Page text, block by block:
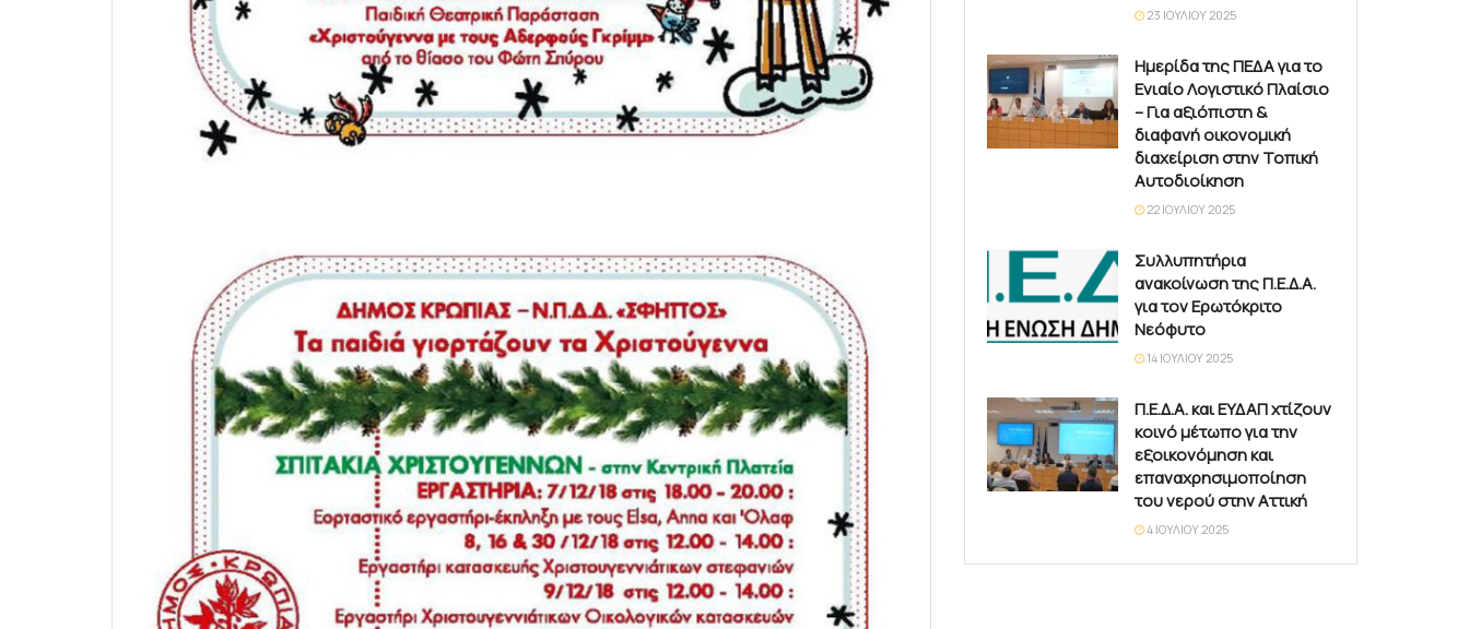
23 ΙΟΥΛΊΟΥ 2025
Ημερίδα της ΠΕΔΑ για το
Ενιαίο Λογιστικό Πλαίσιο
– Για αξιόπιστη &
διαφανή οικονομική
διαχείριση στην Τοπική
Αυτοδιοίκηση
22 ΙΟΥΛΊΟΥ 2025
Συλλυπητήρια
ανακοίνωση της Π.Ε.Δ.Α.
για τον Ερωτόκριτο
Νεόφυτο
14 ΙΟΥΛΊΟΥ 2025
Π.Ε.Δ.Α. και ΕΥΔΑΠ χτίζουν
κοινό μέτωπο για την
εξοικονόμηση και
επαναχρησιμοποίηση
του νερού στην Αττική
4 ΙΟΥΛΊΟΥ 2025